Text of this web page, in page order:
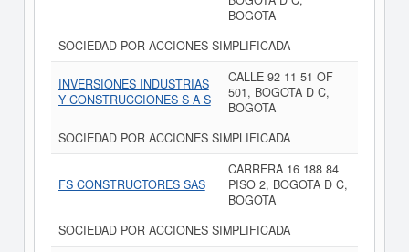
BOGOTA
SOCIEDAD POR ACCIONES SIMPLIFICADA
INVERSIONES INDUSTRIAS
Y CONSTRUCCIONES S A S
CALLE 92 11 51 OF
501, BOGOTA D C,
BOGOTA
SOCIEDAD POR ACCIONES SIMPLIFICADA
FS CONSTRUCTORES SAS
CARRERA 16 188 84
PISO 2, BOGOTA D C,
BOGOTA
SOCIEDAD POR ACCIONES SIMPLIFICADA